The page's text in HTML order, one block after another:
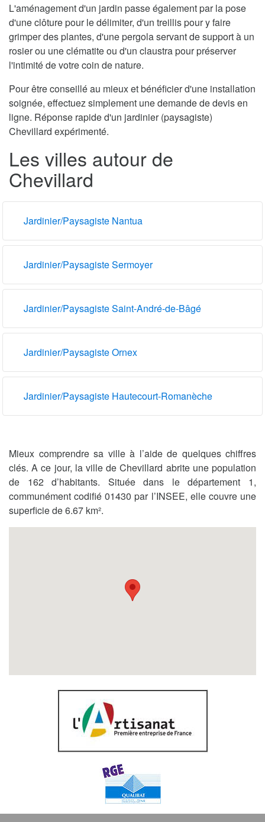
L'aménagement d'un jardin passe également par la pose
d'une clôture pour le délimiter, d'un treillis pour y faire
grimper des plantes, d'une pergola servant de support à un
rosier ou une clématite ou d'un claustra pour préserver
l'intimité de votre coin de nature.
Pour être conseillé au mieux et bénéficier d'une installation
soignée, effectuez simplement une demande de devis en
ligne. Réponse rapide d'un jardinier (paysagiste)
Chevillard expérimenté.
Les villes autour de
Chevillard
Jardinier/Paysagiste Nantua
Jardinier/Paysagiste Sermoyer
Jardinier/Paysagiste Saint-André-de-Bâgé
Jardinier/Paysagiste Ornex
Jardinier/Paysagiste Hautecourt-Romanèche
Mieux comprendre sa ville à l’aide de quelques chiffres
clés. A ce jour, la ville de Chevillard abrite une population
de 162 d’habitants. Située dans le département 1,
communément codifié 01430 par l’INSEE, elle couvre une
superficie de 6.67 km².